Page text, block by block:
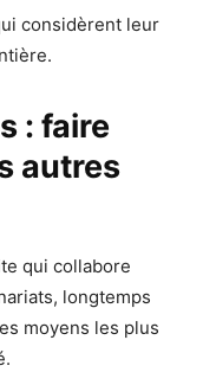
considèrent leur
: faire
autres
qui collabore
longtemps
moyens les plus